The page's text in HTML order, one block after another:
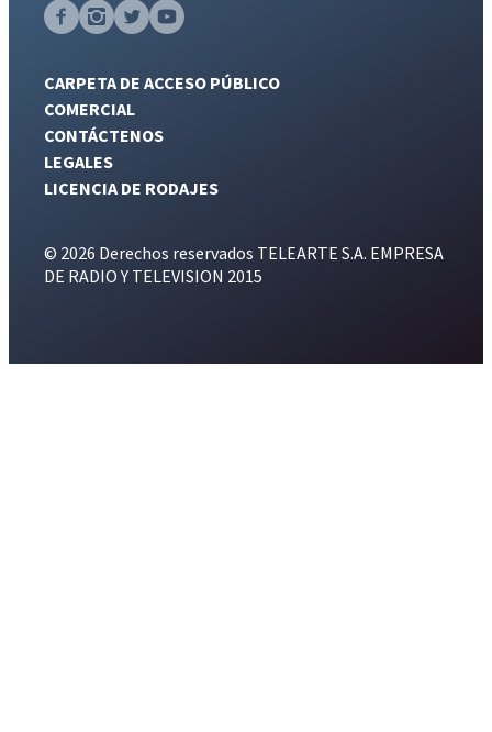
CARPETA DE ACCESO PÚBLICO
COMERCIAL
CONTÁCTENOS
LEGALES
LICENCIA DE RODAJES
© 2026 Derechos reservados TELEARTE S.A. EMPRESA
DE RADIO Y TELEVISION 2015